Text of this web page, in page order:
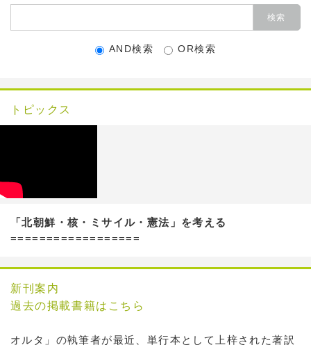
AND検索 OR検索
トピックス
「北朝鮮・核・ミサイル・憲法」を考える
==================
新刊案内
過去の掲載書籍はこちら
オルタ」の執筆者が最近、単行本として上梓された著訳